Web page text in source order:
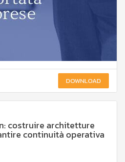
DOWNLOAD
costruire architetture
continuità operativa